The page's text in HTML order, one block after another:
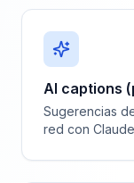
AI captions
Sugerencias
red con